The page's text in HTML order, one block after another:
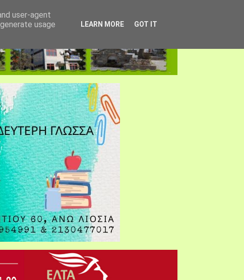
user-agent
usage
LEARN MORE GOT IT